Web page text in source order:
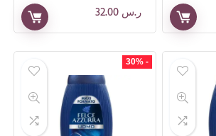
ر.س32.00
- 30%